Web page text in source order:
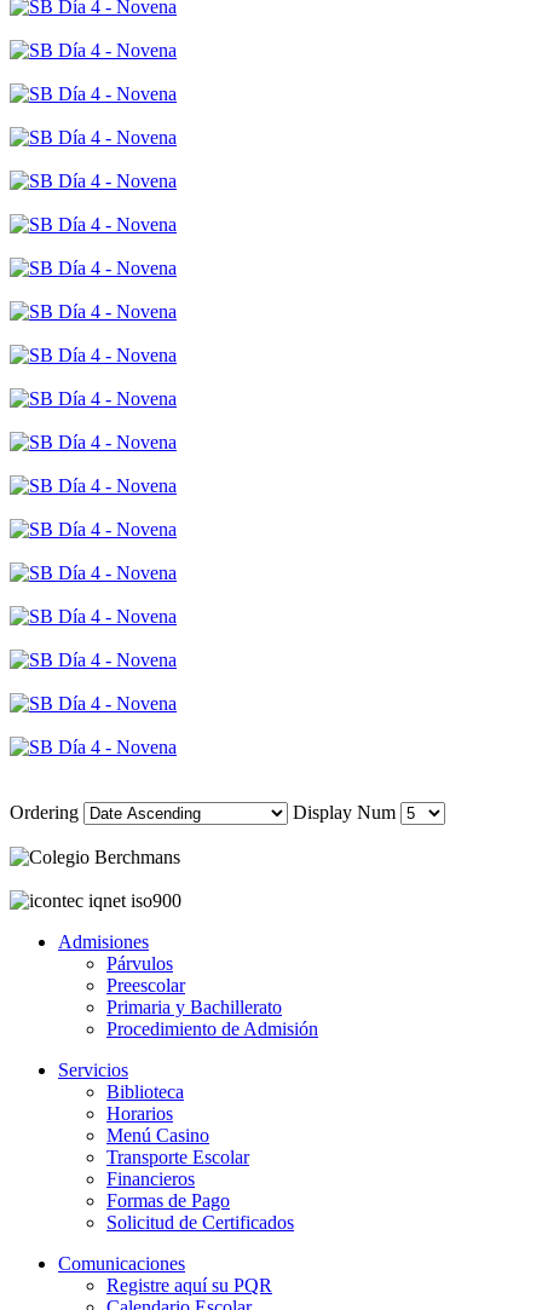
Ordering Display Num
Admisiones
Párvulos
Preescolar
Primaria y Bachillerato
Procedimiento de Admisión
Servicios
Biblioteca
Horarios
Menú Casino
Transporte Escolar
Financieros
Formas de Pago
Solicitud de Certificados
Comunicaciones
Registre aquí su PQR